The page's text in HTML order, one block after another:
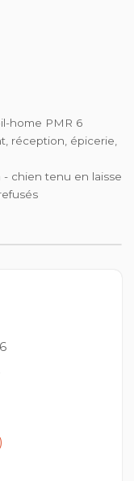
home PMR 6
réception, épicerie,
- chien tenu en laisse